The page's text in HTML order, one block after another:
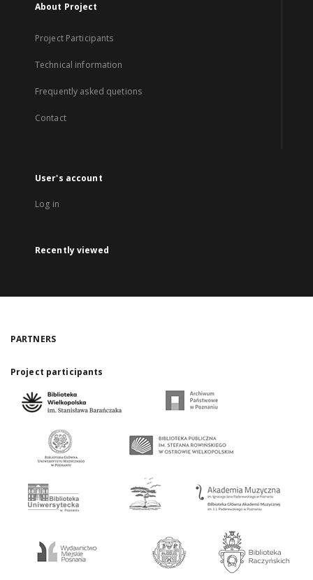
About Project
Project Participants
Technical information
Frequently asked quetions
Contact
User's account
Log in
Recently viewed
PARTNERS
Project participants